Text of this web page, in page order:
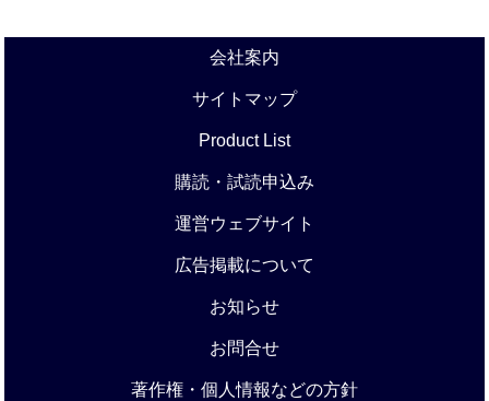
会社案内
サイトマップ
Product List
購読・試読申込み
運営ウェブサイト
広告掲載について
お知らせ
お問合せ
著作権・個人情報などの方針